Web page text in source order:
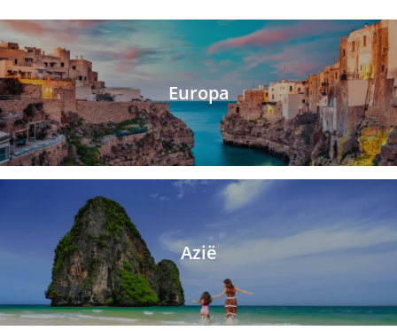
Europa
Azië